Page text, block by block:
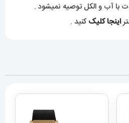
با آب و الکل توصیه نمیشود .
اینجا کلیککنید .